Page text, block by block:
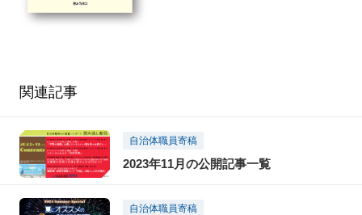
関連記事
自治体職員寄稿
2023年11月の公開記事一覧
自治体職員寄稿